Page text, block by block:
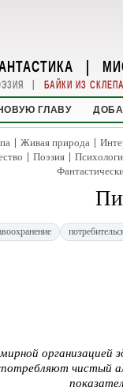
|
| БАЙКИ ИЗ СКЛЕПА
ГЛАВУ
| Живая природа |
| Поэзия |
организацией
чистый